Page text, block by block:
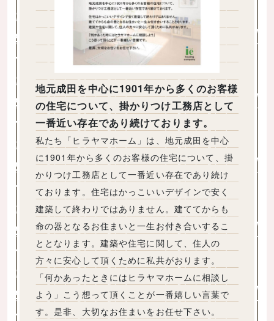
地元成田を中心に1901年から多くのお客様
の住宅について、掛かりつけ工務店として
一番近い存在であり続けております。
私たち「ヒラヤマホーム」は、地元成田を中心
に1901年から多くのお客様の住宅について、掛
かりつけ工務店として一番近い存在であり続け
ております。住宅はかっこいいデザインで安く
建築して終わりではありません。建ててからも
命の器となるお住まいと一生お付き合いするこ
ととなります。建築や住宅に関して、住人の
方々に安心して頂くために私共がおります。
「何かあったときにはヒラヤマホームに相談し
よう」こう想って頂くことが一番嬉しい言葉で
す。是非、大切なお住まいをお任せ下さい。